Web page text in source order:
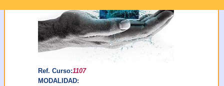
Ref. Curso:1107
MODALIDAD:
Usted tiene derecho a
solicitar y obtener
información de sus datos
de carácter personal
incluidos en el fichero y
solicitar la rectificación o
en su caso, cancelación
de los mismos. Puede